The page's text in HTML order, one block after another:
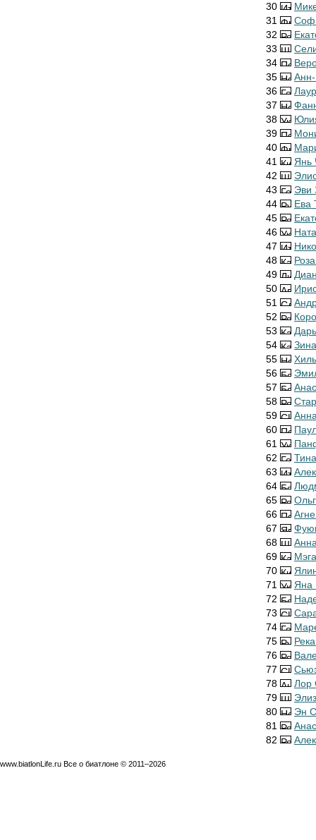
30
31
32
33
34
35
36
37
38
39
40
41
Янь
42
43
Эви
44
Ева
45
46
47
48
49
50
51
52
53
54
55
56
57
58
59
60
61
62
63
64
65
66
67
68
69
70
71
Яна
72
73
74
75
76
77
78
Лор
79
80
Эн
81
82
www.biatlonLife.ru Все о биатлоне © 2011–2026